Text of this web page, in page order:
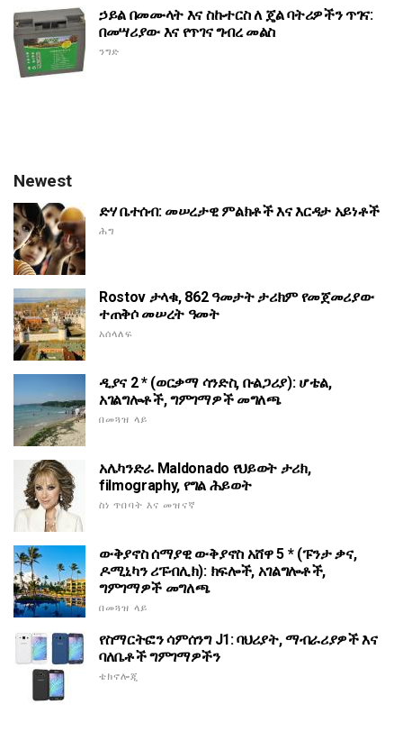
ኃይል በመሙላት እና ስኩተርስ ለ ጄል ባትሪዎችን ጥገና:
በመሣሪያው እና የጥገና ግብረ መልስ
ንግድ
Newest
ድሃ ቤተሰብ: መሠረታዊ ምልክቶች እና እርዳታ አይነቶች
ሕግ
Rostov ታላቁ, 862 ዓመታት ታሪክም የመጀመሪያው
ተጠቅሶ መሠረት ዓመት
አሰላለፍ
ዲያና 2 * (ወርቃማ ሳንድስ, ቡልጋሪያ): ሆቴል,
አገልግሎቶች, ግምገማዎች መግለጫ
በመጓዝ ላይ
አሌካንድራ Maldonado የህይወት ታሪክ,
filmography, የግል ሕይወት
ስነ ጥበባት እና መዝናኛ
ውቅያኖስ ሰማያዊ ውቅያኖስ አሸዋ 5 * (ፑንታ ቃና,
ዶሚኒካን ሪፑብሊክ): ክፍሎች, አገልግሎቶች,
ግምገማዎች መግለጫ
በመጓዝ ላይ
የስማርትፎን ሳምሰንግ J1: ባህሪያት, ማብራሪያዎች እና
ባለቤቶች ግምገማዎችን
ቴክኖሎጂ